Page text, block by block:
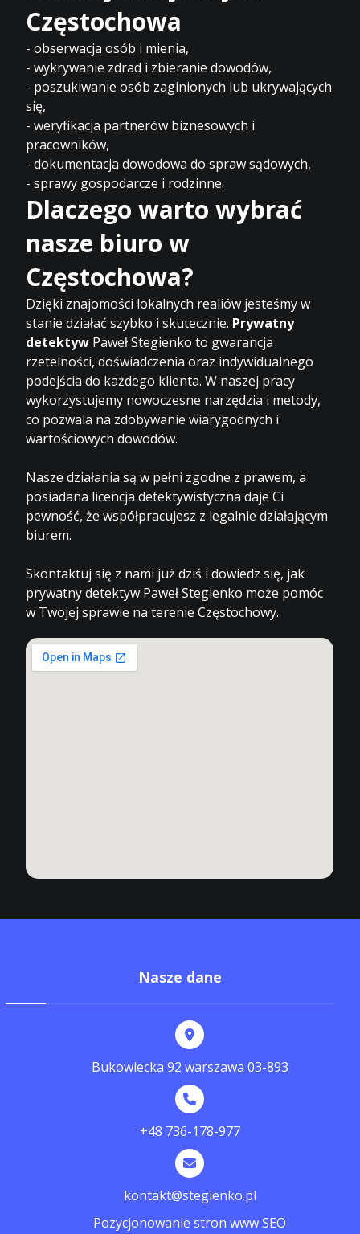
Częstochowa
- obserwacja osób i mienia,
- wykrywanie zdrad i zbieranie dowodów,
- poszukiwanie osób zaginionych lub ukrywających
się,
- weryfikacja partnerów biznesowych i
pracowników,
- dokumentacja dowodowa do spraw sądowych,
- sprawy gospodarcze i rodzinne.
Dlaczego warto wybrać
nasze biuro w
Częstochowa?
Dzięki znajomości lokalnych realiów jesteśmy w
stanie działać szybko i skutecznie. Prywatny
detektyw Paweł Stegienko to gwarancja
rzetelności, doświadczenia oraz indywidualnego
podejścia do każdego klienta. W naszej pracy
wykorzystujemy nowoczesne narzędzia i metody,
co pozwala na zdobywanie wiarygodnych i
wartościowych dowodów.
Nasze działania są w pełni zgodne z prawem, a
posiadana licencja detektywistyczna daje Ci
pewność, że współpracujesz z legalnie działającym
biurem.
Skontaktuj się z nami już dziś i dowiedz się, jak
prywatny detektyw Paweł Stegienko może pomóc
w Twojej sprawie na terenie Częstochowy.
Nasze dane
Bukowiecka 92 warszawa 03-893
+48 736-178-977
kontakt@stegienko.pl
Pozycjonowanie stron www SEO